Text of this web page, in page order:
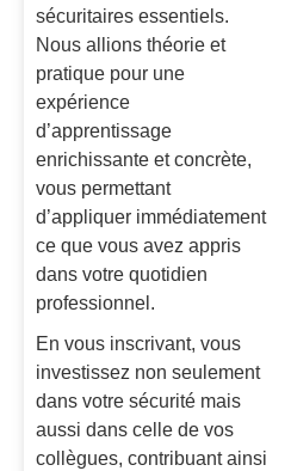
sécuritaires essentiels.
Nous allions théorie et
pratique pour une
expérience
d’apprentissage
enrichissante et concrète,
vous permettant
d’appliquer immédiatement
ce que vous avez appris
dans votre quotidien
professionnel.
En vous inscrivant, vous
investissez non seulement
dans votre sécurité mais
aussi dans celle de vos
collègues, contribuant ainsi